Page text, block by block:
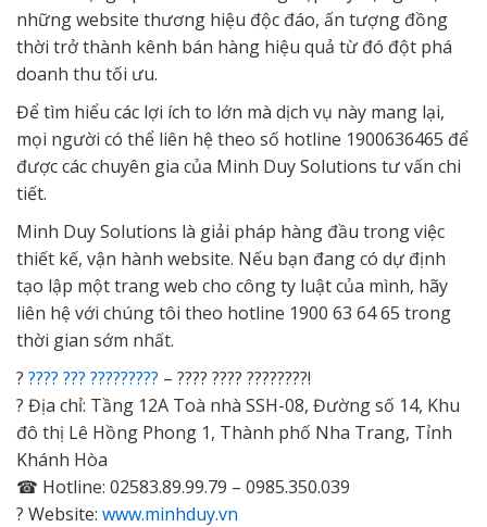
những website thương hiệu độc đáo, ấn tượng đồng
thời trở thành kênh bán hàng hiệu quả từ đó đột phá
doanh thu tối ưu.
Để tìm hiểu các lợi ích to lớn mà dịch vụ này mang lại,
mọi người có thể liên hệ theo số hotline 1900636465 để
được các chuyên gia của Minh Duy Solutions tư vấn chi
tiết.
Minh Duy Solutions là giải pháp hàng đầu trong việc
thiết kế, vận hành website. Nếu bạn đang có dự định
tạo lập một trang web cho công ty luật của mình, hãy
liên hệ với chúng tôi theo hotline 1900 63 64 65 trong
thời gian sớm nhất.
?️ ???? ??? ????????? – ???? ???? ????????!
? Địa chỉ: Tầng 12A Toà nhà SSH-08, Đường số 14, Khu
đô thị Lê Hồng Phong 1, Thành phố Nha Trang, Tỉnh
Khánh Hòa
☎ Hotline: 02583.89.99.79 – 0985.350.039
? Website: www.minhduy.vn